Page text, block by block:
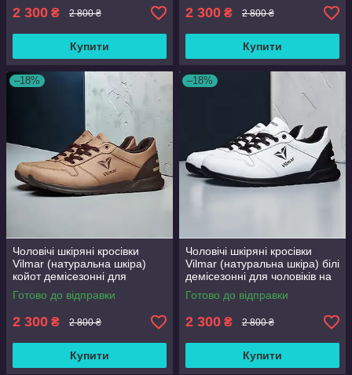
46
2 300 ₴ 2 800 ₴
Купити
2 300 ₴ 2 800 ₴
Купити
–18%
Чоловічі шкіряні кросівки
Vilmar (натуральна шкіра)
койот демісезонні для
чоловіків на весну осінь,
розмір 39 40 41 42 43 44 45
46
Готово до відправки
2 300 ₴ 2 800 ₴
Купити
–18%
Чоловічі шкіряні кросівки
Vilmar (натуральна шкіра) білі
демісезонні для чоловіків на
весну осінь, розмір 39 40 41
42 43 44 45 46
Готово до відправки
2 300 ₴ 2 800 ₴
Купити